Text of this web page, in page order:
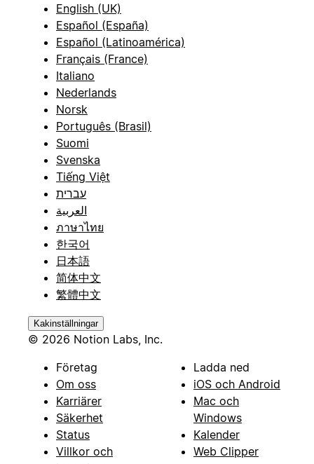
English (UK)
Español (España)
Español (Latinoamérica)
Français (France)
Italiano
Nederlands
Norsk
Português (Brasil)
Suomi
Svenska
Tiếng Việt
עברית
العربية
ภาษาไทย
한국어
日本語
简体中文
繁體中文
Kakinställningar
© 2026 Notion Labs, Inc.
Företag
Om oss
Karriärer
Säkerhet
Status
Villkor och
Ladda ned
iOS och Android
Mac och
Windows
Kalender
Web Clipper